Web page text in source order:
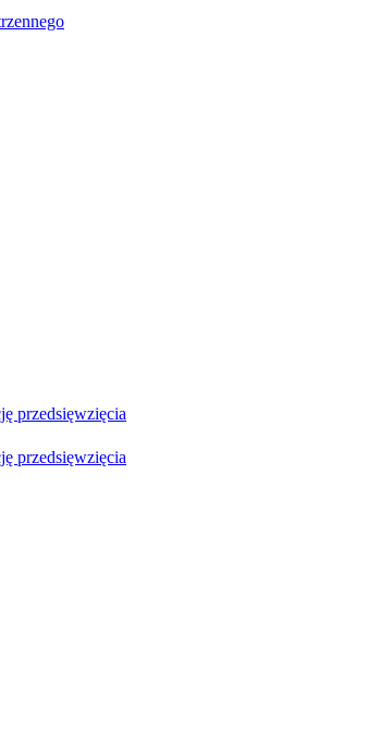
przedsięwzięcia
przedsięwzięcia